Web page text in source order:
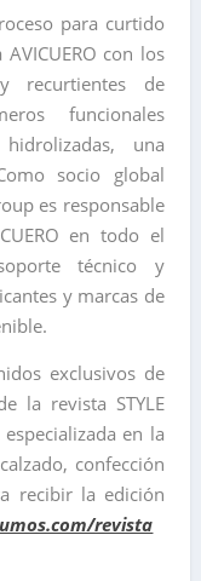
para curtido
con los
recurtientes de
funcionales
una
socio global
es responsable
en todo el
técnico y
y marcas de
exclusivos de
la revista STYLE
en la
confección
recibir la edición
revista